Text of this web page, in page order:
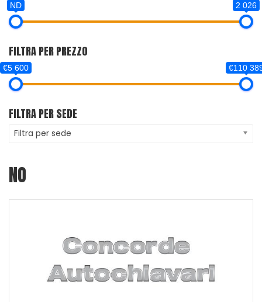
ND 2 026
FILTRA PER PREZZO
€5 600 €110
FILTRA PER SEDE
Filtra per sede
NO